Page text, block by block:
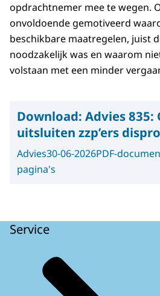
opdrachtnemer mee te wegen.
onvoldoende gemotiveerd
beschikbare maatregelen, juist
noodzakelijk was en waarom
volstaan met een minder
Download: Advies 835:
uitsluiten zzp’ers
Advies30-06-2026PDF-
pagina's
Service